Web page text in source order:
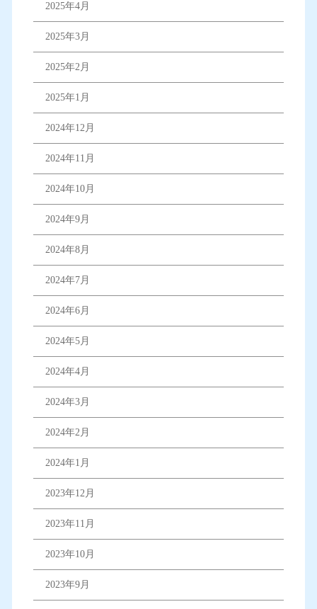
2025年4月
2025年3月
2025年2月
2025年1月
2024年12月
2024年11月
2024年10月
2024年9月
2024年8月
2024年7月
2024年6月
2024年5月
2024年4月
2024年3月
2024年2月
2024年1月
2023年12月
2023年11月
2023年10月
2023年9月